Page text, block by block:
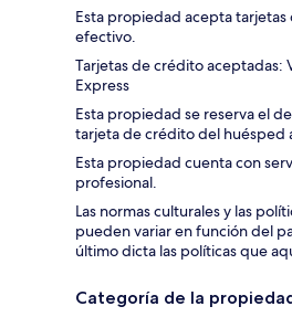
Esta propiedad acepta
efectivo.
Tarjetas de crédito aceptadas:
Express
Esta propiedad se reserva el
tarjeta de crédito del huésped
Esta propiedad cuenta con
profesional.
Las normas culturales y las
pueden variar en función del
último dicta las políticas que
Categoría de la